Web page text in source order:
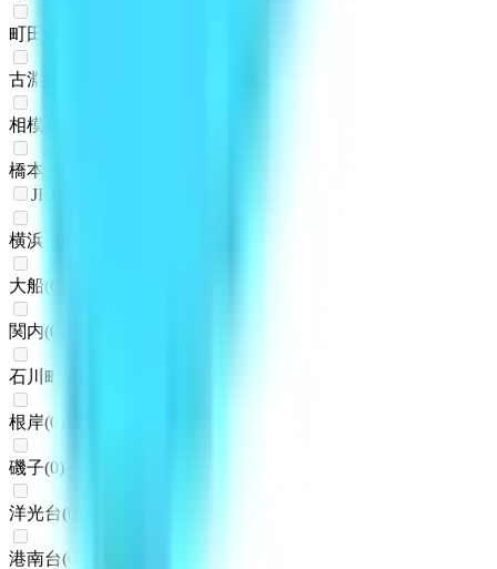
町田
古淵
相模原
橋本
JR根岸線
横浜
大船(0
関内(0
石川町
根岸(0
磯子(0)
洋光台(
港南台(